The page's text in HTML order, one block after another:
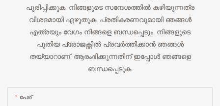
പൂരിപ്പിക്കുക. നിങ്ങളുടെ സന്ദേശത്തിൽ കഴിയുന്നത്ര
വിശദമായി എഴുതുക, പ്രതികരണവുമായി ഞങ്ങൾ
എത്രയും വേഗം നിങ്ങളെ ബന്ധപ്പെടും. നിങ്ങളുടെ
പുതിയ പ്രോജക്റ്റിൽ പ്രവർത്തിക്കാൻ ഞങ്ങൾ
തയ്യാറാണ്, ആരംഭിക്കുന്നതിന് ഇപ്പോൾ ഞങ്ങളെ
ബന്ധപ്പെടുക.
പേര്